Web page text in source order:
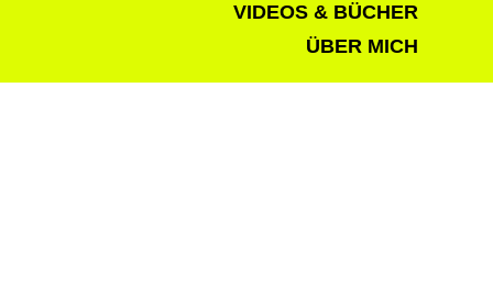
VIDEOS & BÜCHER
ÜBER MICH